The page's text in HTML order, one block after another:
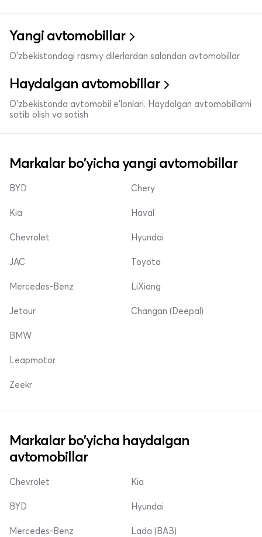
Yangi avtomobillar
O'zbekistondagi rasmiy dilerlardan salondan avtomobillar
Haydalgan avtomobillar
O'zbekistonda avtomobil e’lonlari. Haydalgan avtomobillarni
sotib olish va sotish
Markalar bo'yicha yangi avtomobillar
BYD
Kia
Chevrolet
Chery
Haval
Hyundai
JAC
Mercedes-Benz
Jetour
Toyota
LiXiang
Changan (Deepal)
BMW
Leapmotor
Zeekr
Markalar bo'yicha haydalgan
avtomobillar
Chevrolet
BYD
Mercedes-Benz
Kia
Hyundai
Lada (ВАЗ)